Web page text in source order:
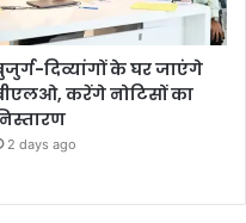
दिव्यांगों के घर जाएंगे
करेंगे नोटिसों का
2 days ago